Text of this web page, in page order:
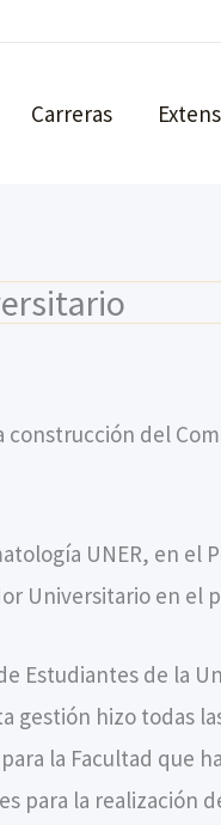
Carreras
construcción del
UNER, en el
Universitario en el
Estudiantes de la
hizo todas
la Facultad que
para la realización